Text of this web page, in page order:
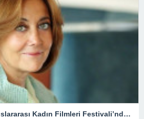
26. Uçan Süpürge Uluslararası Kadın Filmleri Festivali’nde ödül alacak isimler açıklandı